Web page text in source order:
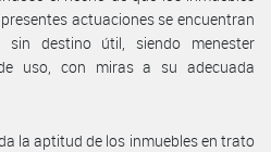
actuaciones se encuentran
destino útil, siendo menester
uso, con miras a su adecuada
la aptitud de los inmuebles en trato